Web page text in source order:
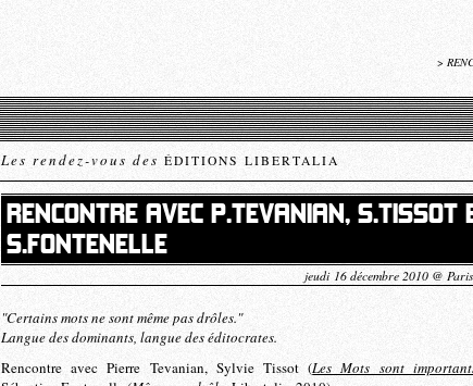
>
Les rendez-vous des ÉDITIONS LIBERTALIA
RENCONTRE AVEC P.TEVANIAN, S.TISSOT
S.FONTENELLE
jeudi 16 décembre 2010 @
"Certains mots ne sont même pas drôles."
Langue des dominants, langue des éditocrates.
Rencontre avec Pierre Tevanian, Sylvie Tissot (Les Mots sont